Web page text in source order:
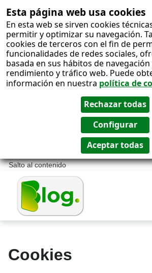
Esta página web usa cookies
En esta web se sirven cookies
permitir y optimizar su navegación.
cookies de terceros con el fin de
funcionalidades de redes sociales,
basada en sus hábitos de
rendimiento y tráfico web. Puede
información en nuestra política de
Salto al contenido
Blog
Cookies